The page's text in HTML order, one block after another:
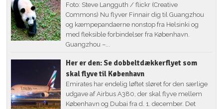
Foto: Steve Langguth / flickr (Creative
Commons) Nu flyver Finnair dig til Guangzhou
og kæmpepandaerne nonstop fra Helsinki og
med fleksible forbindelser fra København.
Guangzhou –...
Her er den: Se dobbeltdækkerflyet som
skal flyve til København
Emirates har endelig løftet sløret for den særlige
udgave af Airbus A380, der skal flyve mellem
København og Dubai fra d. 1. december. Det